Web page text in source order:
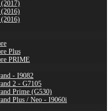
Plus
PRIME
- I9082
2 - G7105
Prime (G530)
Plus / Neo - I9060i